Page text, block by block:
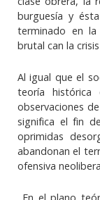
burguesía y
terminado en
brutal can la
Al igual que el
teoría
observaciones
significa el fin
oprimidas
abandonan el
ofensiva
En el plano